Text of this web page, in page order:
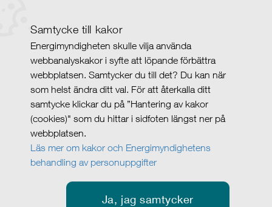
Samtycke till kakor
Energimyndigheten skulle vilja använda
webbanalyskakor i syfte att löpande förbättra
webbplatsen. Samtycker du till det? Du kan när
som helst ändra ditt val. För att återkalla ditt
samtycke klickar du på ”Hantering av kakor
(cookies)" som du hittar i sidfoten längst ner på
webbplatsen.
Läs mer om kakor och Energimyndighetens
behandling av personuppgifter
Ja, jag samtycker